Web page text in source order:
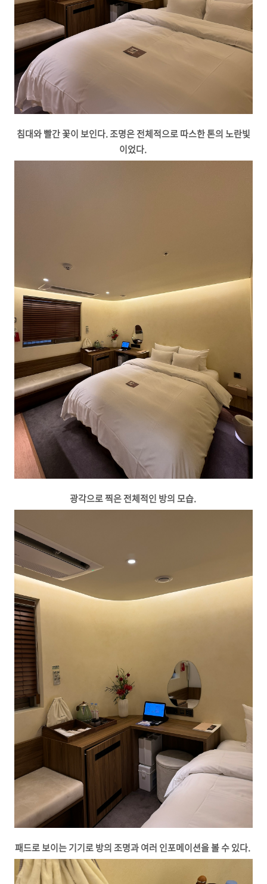
침대와 빨간 꽃이 보인다. 조명은 전체적으로 따스한 톤의 노란빛
이었다.
광각으로 찍은 전체적인 방의 모습.
패드로 보이는 기기로 방의 조명과 여러 인포메이션을 볼 수 있다.